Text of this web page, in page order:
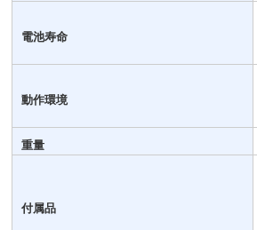
電池寿命
動作環境
重量
付属品